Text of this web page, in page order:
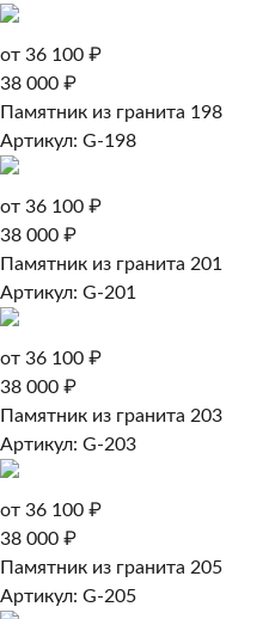
от 36 100 ₽
38 000 ₽
Памятник из гранита 198
Артикул: G-198
от 36 100 ₽
38 000 ₽
Памятник из гранита 201
Артикул: G-201
от 36 100 ₽
38 000 ₽
Памятник из гранита 203
Артикул: G-203
от 36 100 ₽
38 000 ₽
Памятник из гранита 205
Артикул: G-205